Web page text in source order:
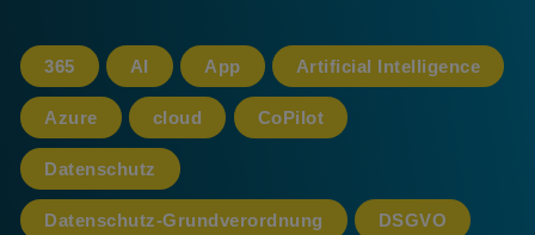
365 AI App Artificial Intelligence
Azure cloud CoPilot
Datenschutz
Datenschutz-Grundverordnung DSGVO